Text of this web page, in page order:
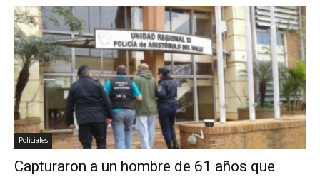
Policiales
Capturaron a un hombre de 61 años que